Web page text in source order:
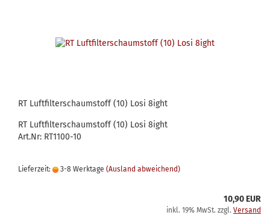
RT Luftfilterschaumstoff (10) Losi 8ight
RT Luftfilterschaumstoff (10) Losi 8ight
Art.Nr: RT1100-10
Lieferzeit: 3-8 Werktage (Ausland abweichend)
10,90 EUR
inkl. 19% MwSt. zzgl. Versand